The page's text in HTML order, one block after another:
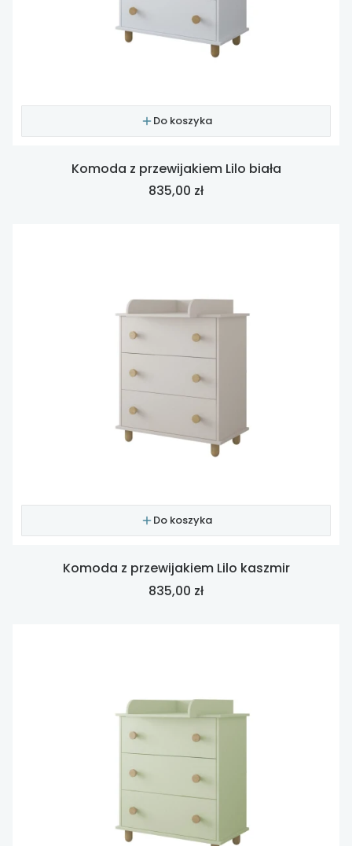
Do koszyka
Komoda z przewijakiem Lilo biała
Cena
835,00 zł
Do koszyka
Komoda z przewijakiem Lilo kaszmir
Cena
835,00 zł